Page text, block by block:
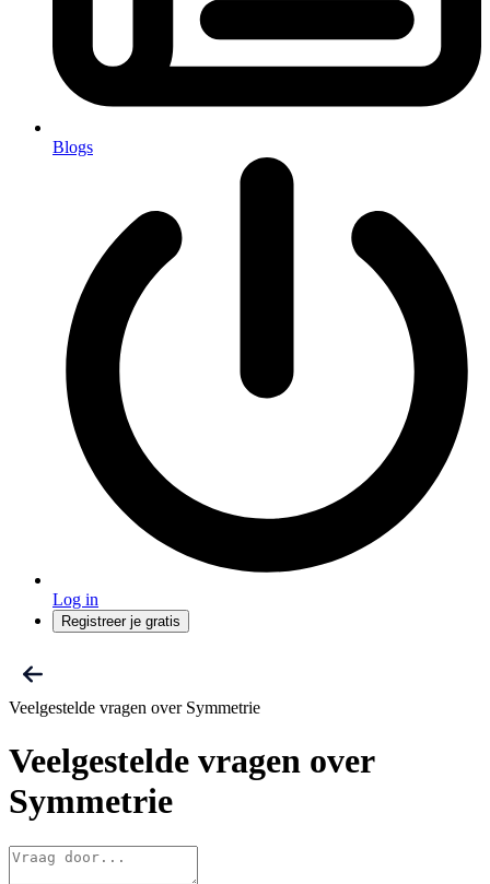
Blogs
Log in
Registreer je gratis
Veelgestelde vragen over Symmetrie
Veelgestelde vragen over
Symmetrie